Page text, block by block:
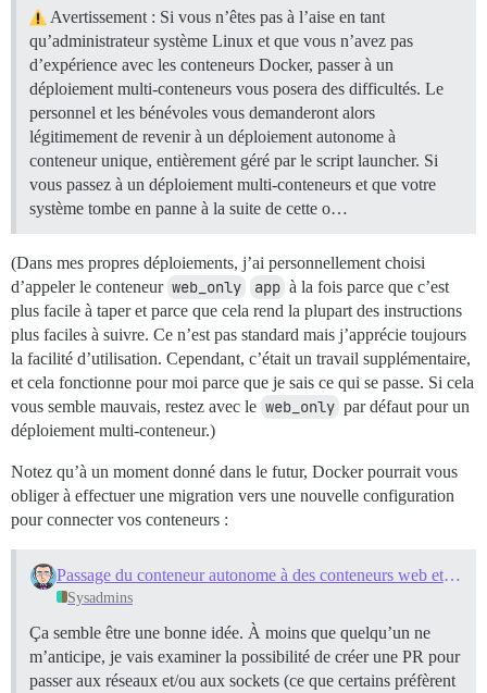
Avertissement : Si vous n’êtes pas à l’aise en tant
qu’administrateur système Linux et que vous n’avez pas
d’expérience avec les conteneurs Docker, passer à un
déploiement multi-conteneurs vous posera des difficultés. Le
personnel et les bénévoles vous demanderont alors
légitimement de revenir à un déploiement autonome à
conteneur unique, entièrement géré par le script launcher. Si
vous passez à un déploiement multi-conteneurs et que votre
système tombe en panne à la suite de cette o…
(Dans mes propres déploiements, j’ai personnellement choisi
d’appeler le conteneur web_only app à la fois parce que c’est
plus facile à taper et parce que cela rend la plupart des instructions
plus faciles à suivre. Ce n’est pas standard mais j’apprécie toujours
la facilité d’utilisation. Cependant, c’était un travail supplémentaire,
et cela fonctionne pour moi parce que je sais ce qui se passe. Si cela
vous semble mauvais, restez avec le web_only par défaut pour un
déploiement multi-conteneur.)
Notez qu’à un moment donné dans le futur, Docker pourrait vous
obliger à effectuer une migration vers une nouvelle configuration
pour connecter vos conteneurs :
Passage du conteneur autonome à des conteneurs web et données séparés
Sysadmins
Ça semble être une bonne idée. À moins que quelqu’un ne
m’anticipe, je vais examiner la possibilité de créer une PR pour
passer aux réseaux et/ou aux sockets (ce que certains préfèrent